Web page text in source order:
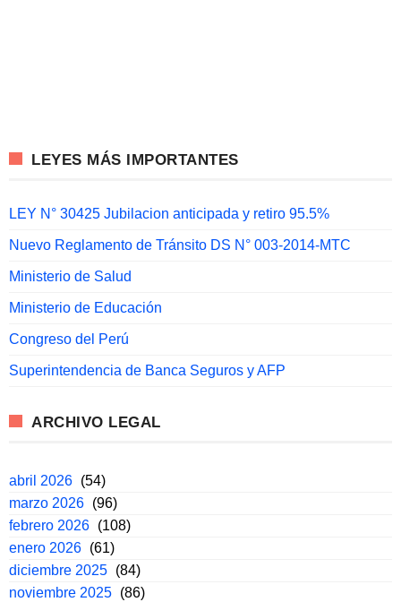
LEYES MÁS IMPORTANTES
LEY N° 30425 Jubilacion anticipada y retiro 95.5%
Nuevo Reglamento de Tránsito DS N° 003-2014-MTC
Ministerio de Salud
Ministerio de Educación
Congreso del Perú
Superintendencia de Banca Seguros y AFP
ARCHIVO LEGAL
abril 2026 (54)
marzo 2026 (96)
febrero 2026 (108)
enero 2026 (61)
diciembre 2025 (84)
noviembre 2025 (86)